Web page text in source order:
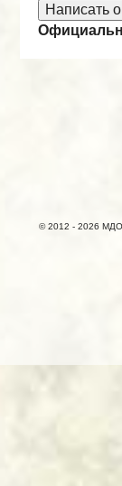
Написать
© 2012 - 2026